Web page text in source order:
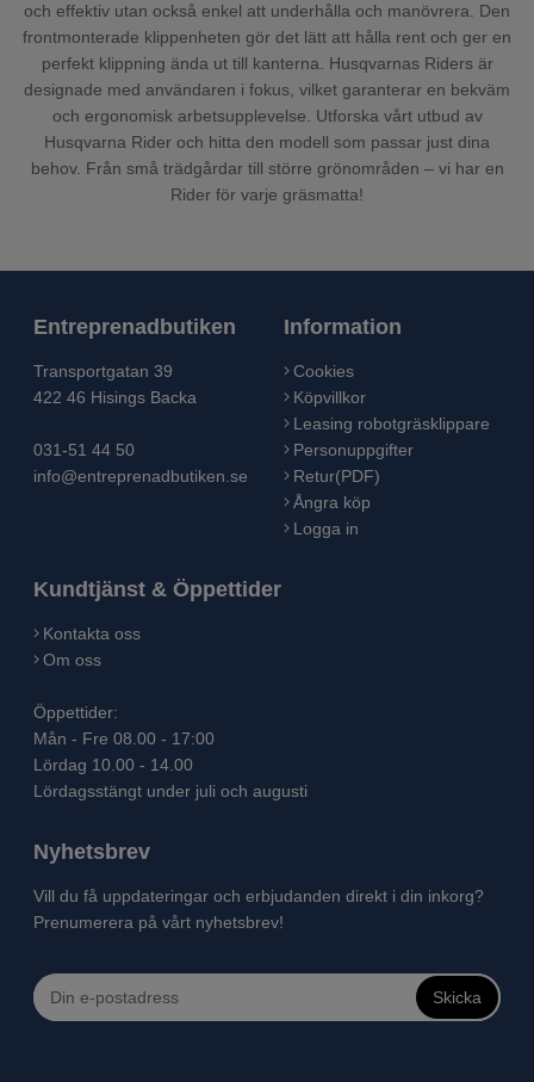
och effektiv utan också enkel att underhålla och manövrera. Den
frontmonterade klippenheten gör det lätt att hålla rent och ger en
perfekt klippning ända ut till kanterna. Husqvarnas Riders är
designade med användaren i fokus, vilket garanterar en bekväm
och ergonomisk arbetsupplevelse. Utforska vårt utbud av
Husqvarna Rider och hitta den modell som passar just dina
behov. Från små trädgårdar till större grönområden – vi har en
Rider för varje gräsmatta!
Entreprenadbutiken
Transportgatan 39
422 46 Hisings Backa
031-51 44 50
info@entreprenadbutiken.se
Information
Cookies
Köpvillkor
Leasing robotgräsklippare
Personuppgifter
Retur(PDF)
Ångra köp
Logga in
Kundtjänst & Öppettider
Kontakta oss
Om oss
Öppettider:
Mån - Fre 08.00 - 17:00
Lördag 10.00 - 14.00
Lördagsstängt under juli och augusti
Nyhetsbrev
Vill du få uppdateringar och erbjudanden direkt i din inkorg?
Prenumerera på vårt nyhetsbrev!
Skicka